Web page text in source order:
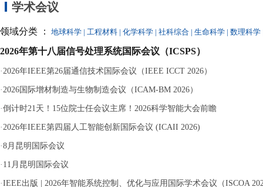
学术会议
领域分类 ： 地球科学 | 工程材料 | 化学科学 | 社科综合 | 生命科学 | 数理科学
2026年第十八届信号处理系统国际会议（ICSPS）
·2026年IEEE第26届通信技术国际会议（IEEE ICCT 2026）
·2026国际增材制造与生物制造会议（ICAM-BM 2026）
·倒计时21天！15位院士任会议主席！2026科学智能大会前瞻
·2026年IEEE第四届人工智能创新国际会议 (ICAII 2026)
·8月昆明国际会议
· 11月昆明国际会议
·IEEE出版 | 2026年智能系统控制、优化与应用国际学术会议（ISCOA